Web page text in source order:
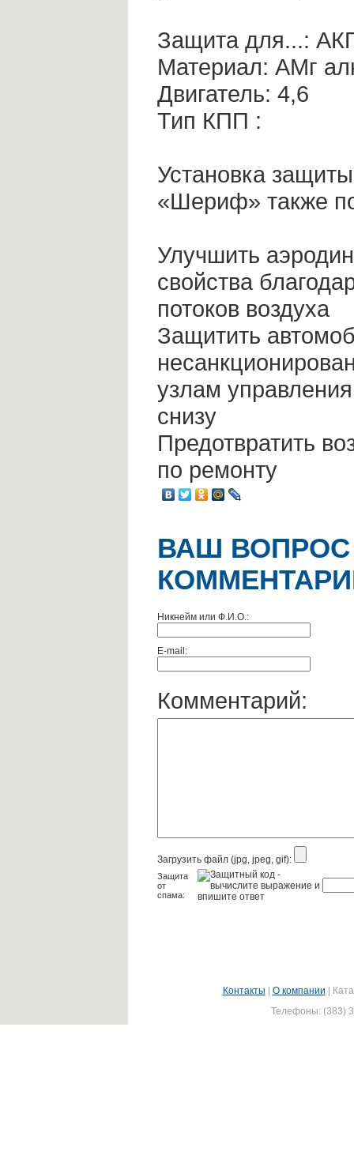
Защита для...:
Материал: AMг
Двигатель: 4,6
Тип КПП :
Установка
«Шериф» также
Улучшить
свойства
потоков воздуха
Защитить
узлам
снизу
Предотвратить
по ремонту
ВАШ
Никнейм или Ф.И.О.:
E-mail:
Комментарий:
Загрузить файл (jpg, jpeg, gif):
Защита
от
спама:
Контакты О компании
Телефоны: (383)